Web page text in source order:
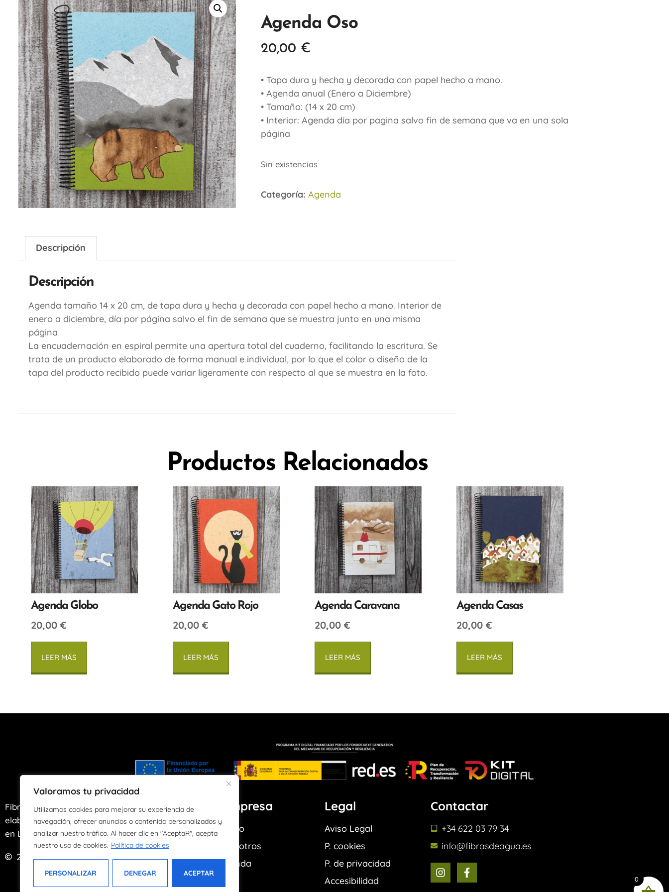
Valoramos tu privacidad
Utilizamos cookies para mejorar su experiencia de
navegación, ofrecer anuncios o contenido personalizados y
analizar nuestro tráfico. Al hacer clic en "AceptaR", acepta
nuestro uso de cookies. Política de cookies
PERSONALIZAR DENEGAR ACEPTAR
Agenda Oso
20,00 €
• Tapa dura y hecha y decorada con papel hecho a mano.
• Agenda anual (Enero a Diciembre)
• Tamaño: (14 x 20 cm)
• Interior: Agenda día por pagina salvo fin de semana que va en una sola
página
Sin existencias
Categoría: Agenda
Descripción
Descripción
Agenda tamaño 14 x 20 cm, de tapa dura y hecha y decorada con papel hecho a mano. Interior de
enero a diciembre, día por página salvo el fin de semana que se muestra junto en una misma
página
La encuadernación en espiral permite una apertura total del cuaderno, facilitando la escritura. Se
trata de un producto elaborado de forma manual e individual, por lo que el color o diseño de la
tapa del producto recibido puede variar ligeramente con respecto al que se muestra en la foto.
Productos Relacionados
Agenda Globo
20,00 €
LEER MÁS
Agenda Gato Rojo
20,00 €
LEER MÁS
Agenda Caravana
20,00 €
LEER MÁS
Agenda Casas
20,00 €
LEER MÁS
Fibras de Agua es un taller artesano de
elaboración y transformación de papel ubicado
en Llanes, Asturias desde el año 2004.
2024 Derechos reservados
Empresa
Inicio
Nosotros
Tienda
Legal
Aviso Legal
P. cookies
P. de privacidad
Accesibilidad
Contactar
+34 622 03 79 34
info@fibrasdeagua.es
0